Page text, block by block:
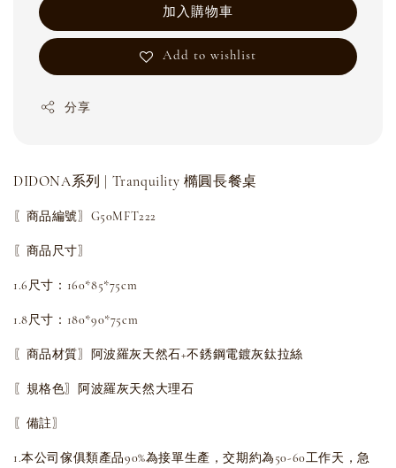
加入購物車
Add to wishlist
分享
DIDONA系列 | Tranquility 橢圓長餐桌
〖商品編號〗G50MFT222
〖商品尺寸〗
1.6尺寸：160*85*75cm
1.8尺寸：180*90*75cm
〖商品材質〗阿波羅灰天然石+不銹鋼電鍍灰鈦拉絲
〖規格色〗阿波羅灰天然大理石
〖備註〗
1.本公司傢俱類產品90%為接單生產，交期約為50-60工作天，急